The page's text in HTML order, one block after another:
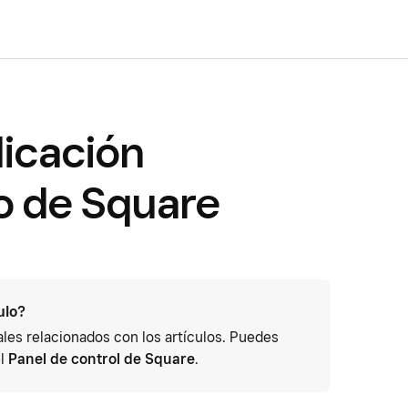
de Square
relacionados con los artículos. Puedes
Panel de control de Square.